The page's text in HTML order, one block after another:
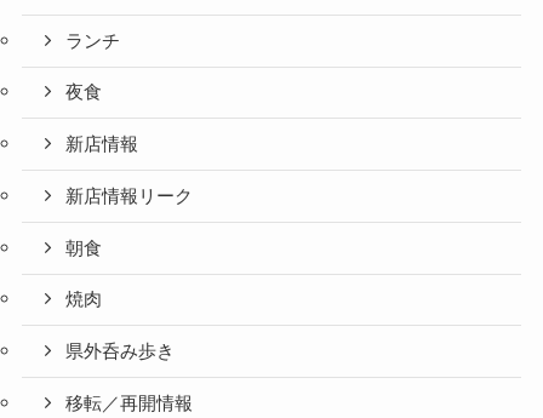
ランチ
夜食
新店情報
新店情報リーク
朝食
焼肉
県外呑み歩き
移転／再開情報